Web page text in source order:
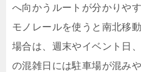
へ向かうルートが分かりや
モノレールを使うと南北移
場合は、週末やイベント日
の混雑日には駐車場が混み